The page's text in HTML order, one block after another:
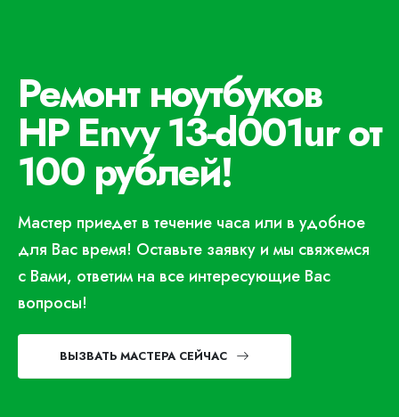
Ремонт ноутбуков
HP Envy 13-d001ur от
100 рублей!
Мастер приедет в течение часа или в удобное
для Вас время! Оставьте заявку и мы свяжемся
с Вами, ответим на все интересующие Вас
вопросы!
ВЫЗВАТЬ МАСТЕРА СЕЙЧАС